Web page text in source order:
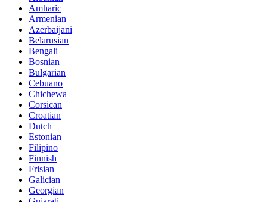
Amharic
Armenian
Azerbaijani
Belarusian
Bengali
Bosnian
Bulgarian
Cebuano
Chichewa
Corsican
Croatian
Dutch
Estonian
Filipino
Finnish
Frisian
Galician
Georgian